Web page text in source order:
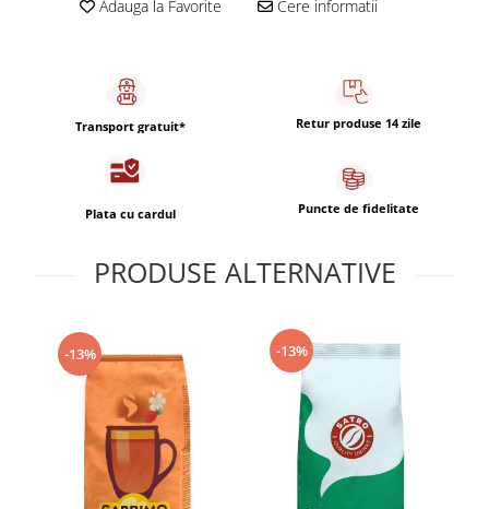
Adauga la Favorite Cere informatii
Transport gratuit* Retur produse 14 zile
Plata cu cardul Puncte de fidelitate
PRODUSE ALTERNATIVE
-13% -13%